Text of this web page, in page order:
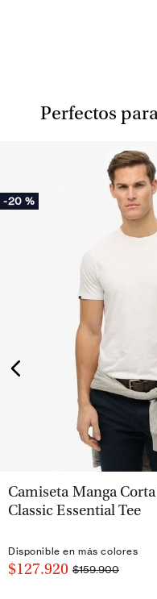
Perfectos
-20 %
VISTA
Camiseta Manga
Classic Essential Tee
Disponible en más colores
$127.920 $159.900